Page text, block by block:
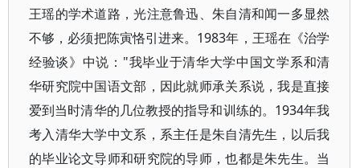
王瑶的学术道路，光注意鲁迅、朱自清和闻一多显然
不够，必须把陈寅恪引进来。1983年，王瑶在《治学
经验谈》中说："我毕业于清华大学中国文学系和清
华研究院中国语文部，因此就师承关系说，我是直接
爱到当时清华的几位教授的指导和训练的。1934年我
考入清华大学中文系，系主任是朱自清先生，以后我
的毕业论文导师和研究院的导师，也都是朱先生。当